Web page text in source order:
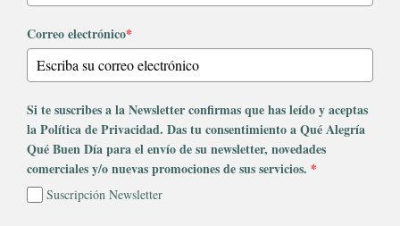
Correo electrónico*
Si te suscribes a la Newsletter confirmas que has leído y aceptas
la Política de Privacidad. Das tu consentimiento a Qué Alegría
Qué Buen Día para el envío de su newsletter, novedades
comerciales y/o nuevas promociones de sus servicios. *
Suscripción Newsletter